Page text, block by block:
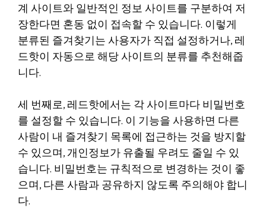
계 사이트와 일반적인 정보 사이트를 구분하여 저
장한다면 혼동 없이 접속할 수 있습니다. 이렇게
분류된 즐겨찾기는 사용자가 직접 설정하거나, 레
드핫이 자동으로 해당 사이트의 분류를 추천해줍
니다.
세 번째로, 레드핫에서는 각 사이트마다 비밀번호
를 설정할 수 있습니다. 이 기능을 사용하면 다른
사람이 내 즐겨찾기 목록에 접근하는 것을 방지할
수 있으며, 개인정보가 유출될 우려도 줄일 수 있
습니다. 비밀번호는 규칙적으로 변경하는 것이 좋
으며, 다른 사람과 공유하지 않도록 주의해야 합니
다.